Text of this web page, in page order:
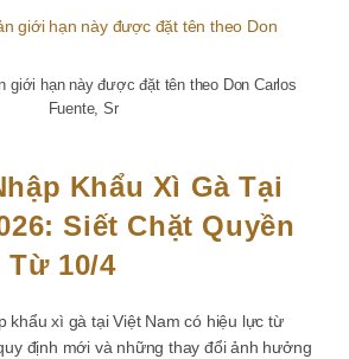
giới hạn này được đặt tên theo Don Carlos
Fuente, Sr
Khẩu Xì Gà Tại
Siết Chặt Quyền
Từ 10/4
khẩu xì gà tại Việt Nam có hiệu lực từ
định mới và những thay đổi ảnh hưởng